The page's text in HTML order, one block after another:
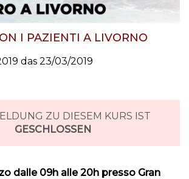
I PAZIENTI A LIVORNO
das 23/03/2019
ZU DIESEM KURS IST
GESCHLOSSEN
dalle 09h alle 20h presso Gran